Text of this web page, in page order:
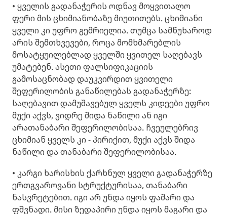
• ყველის გადანაჭერის ოდნავ მოყვითალო
ფერი მის ცხიმიანობაზე მიუთითებს. ცხიმიანი
ყველი კი უფრო გემრიელია. თუმცა სამწუხაროდ
არის შემთხვევები, როცა მომხმარებლის
მოსატყუილებლად ყველში ყვითელ საღებავს
უმატებენ. ასეთი ფალსიფიკაციის
გამოსაცნობად დაუკვირდით ყვითელი
შეფერილობის განაწილებას გადანაჭერზე:
საღებავით დამუშავებულ ყველს კიდეები უფრო
მუქი აქვს, ვიდრე შიდა ნაწილი ან იგი
არათანაბარი შეფერილობისაა. ჩვეულებრივ
ცხიმიან ყველს კი - პირიქით, მუქი აქვს შიდა
ნაწილი და თანაბარი შეფერილობისაა.
• კარგი ხარისხის ქარხნულ ყველი გადანაჭერზე
ერთგვაროვანი სტრუქტურისაა, თანაბარი
ნასვრეტებით. იგი არ უნდა იყოს ფაშარი და
ფშვნადი. მისი ზედაპირი უნდა იყოს მაგარი და